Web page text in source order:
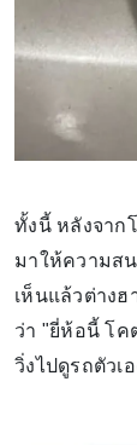
ทั้งนี้ หลังจาก
มาให้ความส
เห็นแล้วต่างฮ
ว่า "ยี่ห้อนี้ โค
วิ่งไปดูรถตัวเ